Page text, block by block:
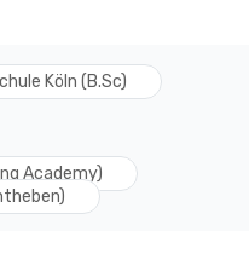
Köln (B.Sc)
Academy)